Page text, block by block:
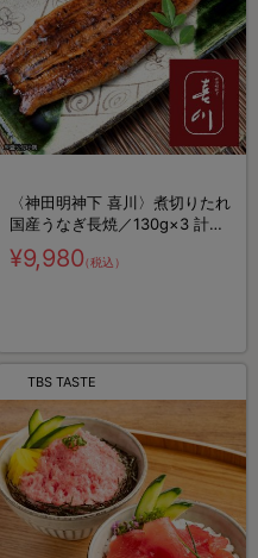
〈神田明神下 喜川〉煮切りたれ
国産うなぎ長焼／130g×3 計
390g
¥9,980（税込）
TBS TASTE